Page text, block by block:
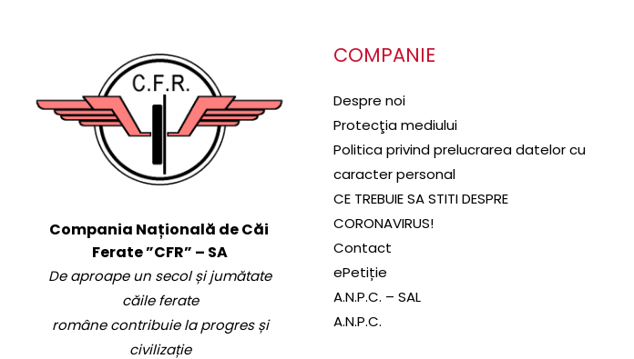
Compania Națională de Căi
Ferate ”CFR” – SA
De aproape un secol și jumătate
căile ferate
române contribuie la progres și
civilizație
COMPANIE
Despre noi
Protecţia mediului
Politica privind prelucrarea datelor cu
caracter personal
CE TREBUIE SA STITI DESPRE
CORONAVIRUS!
Contact
ePetiție
A.N.P.C. – SAL
A.N.P.C.